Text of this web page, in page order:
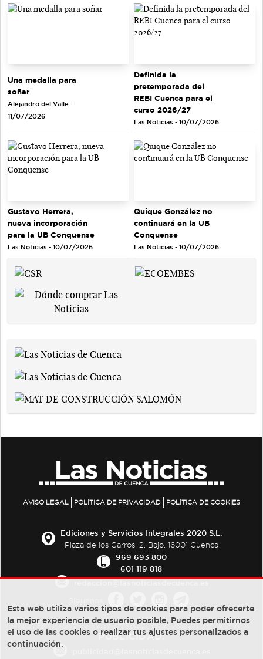
Una medalla para
soñar
Alejandro del Valle -
11/07/2026
Definida la
pretemporada del
REBI Cuenca para el
curso 2026/27
Las Noticias - 10/07/2026
Gustavo Herrera,
nueva incorporación
para la UB Conquense
Las Noticias - 10/07/2026
Quique González no
continuará en la UB
Conquense
Las Noticias - 10/07/2026
AVISO LEGAL POLÍTICA DE PRIVACIDAD POLÍTICA DE COOKIES
Ediciones y Servicios Integrales 2020 S.L.
Plaza de los Carros, 2. Bajo. 16001 Cuenca
969 693 800
601 119 818
PUBLICIDAD:
Esta web utiliza varios tipos de cookies para poder ofrecerte
la mejor experiencia de usuario posible, Puedes permitirnos
el uso de las cookies o realizar tus ajustes personalizados a
continuación.